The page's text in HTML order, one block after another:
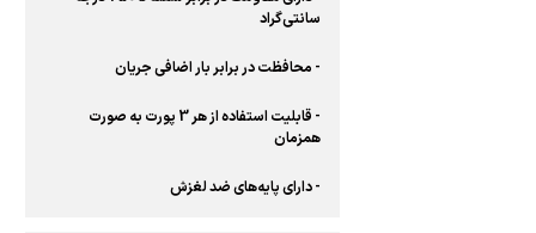
سانتی‌گراد
- محافظت در برابر بار اضافی جریان
- قابلیت استفاده از هر 3 پورت به صورت
همزمان
- دارای پایه‌های ضد لغزش